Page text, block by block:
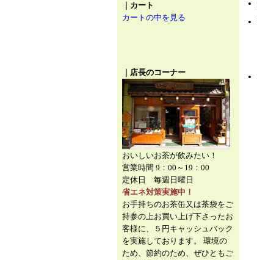
｜カート
カートの中を見る
｜店長のコーナー
おいしいお茶が飲みたい！
営業時間 9：00～19：00
定休日 毎週日曜日
省エネ対策実施中！
お手持ちのお茶缶又は茶袋をご
持参の上お買い上げ下さったお
客様に、５円キャッシュバック
を実施しております。 環境の
ため、節約のため、ぜひともご